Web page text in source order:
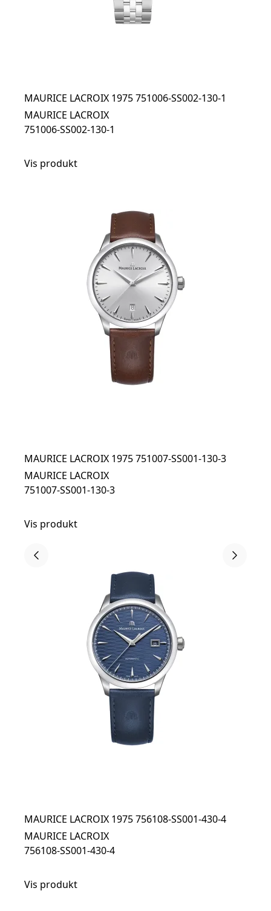
MAURICE LACROIX 1975 751006-SS002-130-1
MAURICE LACROIX
751006-SS002-130-1
Vis produkt
MAURICE LACROIX 1975 751007-SS001-130-3
MAURICE LACROIX
751007-SS001-130-3
Vis produkt
MAURICE LACROIX 1975 756108-SS001-430-4
MAURICE LACROIX
756108-SS001-430-4
Vis produkt